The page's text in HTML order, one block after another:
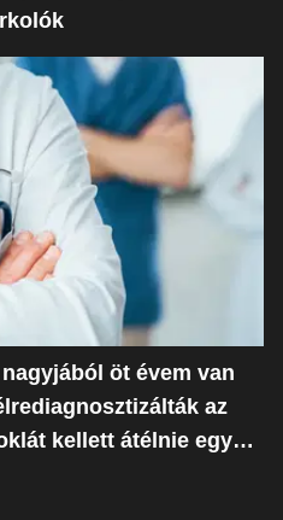
öt évem van
az
kellett átélnie egy